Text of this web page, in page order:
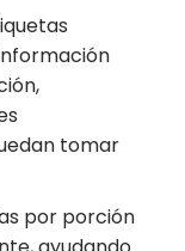
tomar
por porción